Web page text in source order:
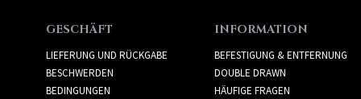
GESCHÄFT
LIEFERUNG UND RÜCKGABE
BESCHWERDEN
BEDINGUNGEN
INFORMATION
BEFESTIGUNG & ENTFERNUNG
DOUBLE DRAWN
HÄUFIGE FRAGEN